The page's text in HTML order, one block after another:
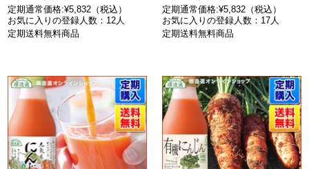
定期通常価格:¥5,832（税込）
お気に入りの登録人数：12人
定期送料無料商品
定期通常価格:¥5,832（税込）
お気に入りの登録人数：17人
定期送料無料商品